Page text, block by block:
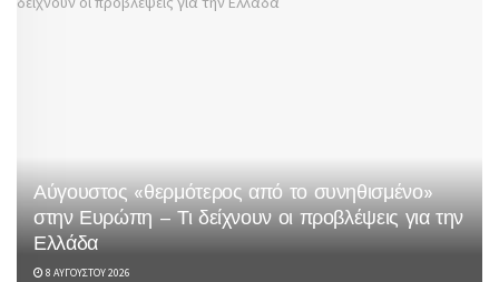
Αύγουστος «θερμότερος από το συνηθισμένο»
στην Ευρώπη – Τι δείχνουν οι προβλέψεις για την
Ελλάδα
8 ΑΥΓΟΎΣΤΟΥ 2026